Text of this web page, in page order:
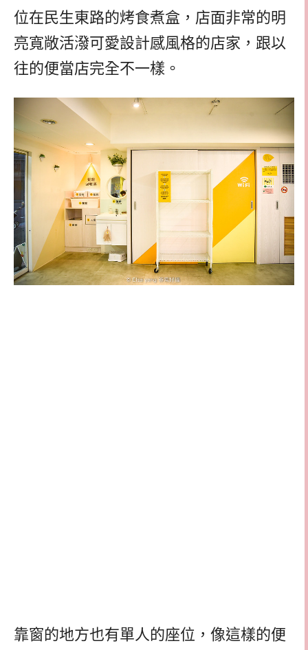
位在民生東路的烤食煮盒，店面非常的明
亮寬敞活潑可愛設計感風格的店家，跟以
往的便當店完全不一樣。
靠窗的地方也有單人的座位，像這樣的便